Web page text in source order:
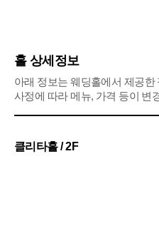
홀 상세정보
아래 정보는 웨딩홀에서 제공
사정에 따라 메뉴, 가격 등이 변
클리타홀 / 2F